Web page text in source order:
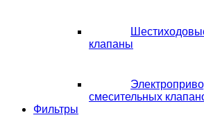
клапаны
смесительных
Фильтры